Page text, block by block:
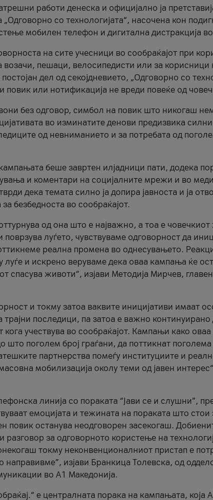
работи денеска и официјално ја
со технологијата“, насочена кон
мобилен телефон и дигитална дистракција
на сите учесници во сообраќајот при
возачи, пешаци, велосипедисти или за корисници
дел од секојдневието, „Одговорно со
повик или нотификација не вреди повеќе од
без одговор, симбол на повик што никогаш
во изминатите денови предизвика
од невниманието и за потребата од
беше завртен илјадници пати, додека
и коментари на социјалните мрежи и во
дека темата силно ја допира јавноста и ја
безбедноста во сообраќајот.
од она што е најважно, а тоа е
поврзува луѓето, чувствуваме одговорност да
реална промена во однесувањето.
и искрено веруваме дека оваа кампања ќе
спасува животи“, изјави Методија Мирчев,
и токму затоа ваквите иницијативи имаат
последици, па затоа е важно континуирано
учествува во сообраќајот. Кампањи како оваа
што поголем број граѓани, да поттикнат
партнерства помеѓу институциите и
мобилизација околу теми од јавен
линија со пораката “Јави се и слушни”,
емоцијата и тежината на пораката што стои
повик останува неодговорен засекогаш.
за одговорното користење на
токму неконвенционалниот пристап е
изјави Бранкица Толевска, од
во А1 Македонија.
е централната порака на кампањата, која